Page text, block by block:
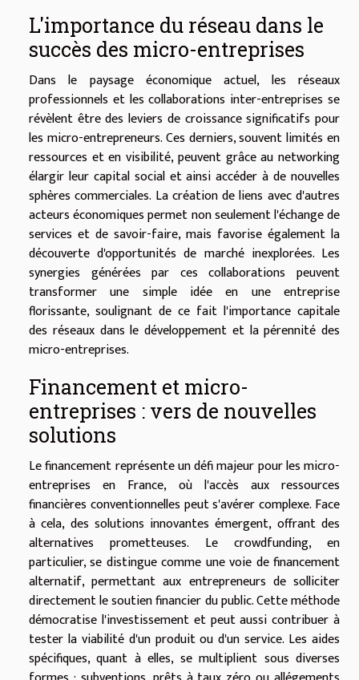
L'importance du réseau dans le
succès des micro-entreprises
Dans le paysage économique actuel, les réseaux
professionnels et les collaborations inter-entreprises se
révèlent être des leviers de croissance significatifs pour
les micro-entrepreneurs. Ces derniers, souvent limités en
ressources et en visibilité, peuvent grâce au networking
élargir leur capital social et ainsi accéder à de nouvelles
sphères commerciales. La création de liens avec d'autres
acteurs économiques permet non seulement l'échange de
services et de savoir-faire, mais favorise également la
découverte d'opportunités de marché inexplorées. Les
synergies générées par ces collaborations peuvent
transformer une simple idée en une entreprise
florissante, soulignant de ce fait l'importance capitale
des réseaux dans le développement et la pérennité des
micro-entreprises.
Financement et micro-
entreprises : vers de nouvelles
solutions
Le financement représente un défi majeur pour les micro-
entreprises en France, où l'accès aux ressources
financières conventionnelles peut s'avérer complexe. Face
à cela, des solutions innovantes émergent, offrant des
alternatives prometteuses. Le crowdfunding, en
particulier, se distingue comme une voie de financement
alternatif, permettant aux entrepreneurs de solliciter
directement le soutien financier du public. Cette méthode
démocratise l'investissement et peut aussi contribuer à
tester la viabilité d'un produit ou d'un service. Les aides
spécifiques, quant à elles, se multiplient sous diverses